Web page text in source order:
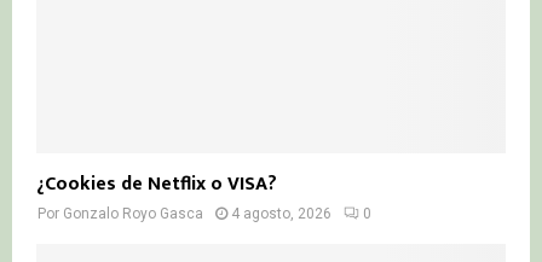
¿Cookies de Netflix o VISA?
Por Gonzalo Royo Gasca 4 agosto, 2026 0